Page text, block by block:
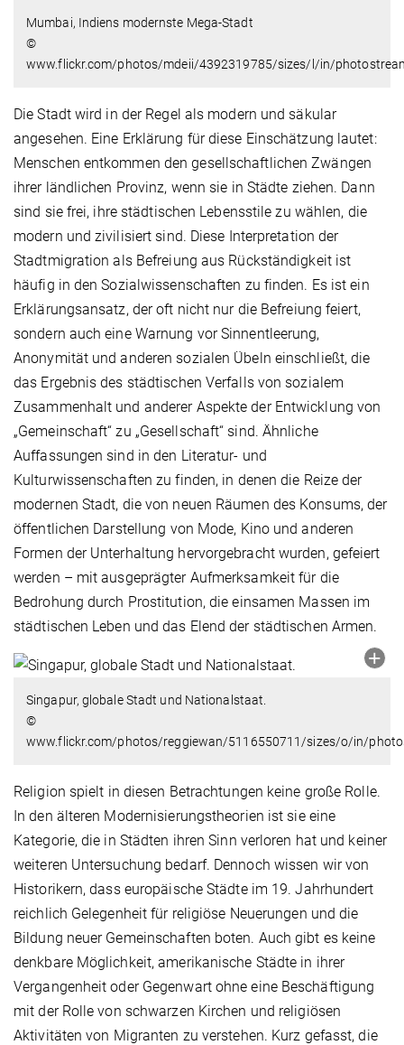
Mumbai, Indiens modernste Mega-Stadt
©
www.flickr.com/photos/mdeii/4392319785/sizes/l/in/
Die Stadt wird in der Regel als modern und säkular
angesehen. Eine Erklärung für diese Einschätzung lautet:
Menschen entkommen den gesellschaftlichen Zwängen
ihrer ländlichen Provinz, wenn sie in Städte ziehen. Dann
sind sie frei, ihre städtischen Lebensstile zu wählen, die
modern und zivilisiert sind. Diese Interpretation der
Stadtmigration als Befreiung aus Rückständigkeit ist
häufig in den Sozialwissenschaften zu finden. Es ist ein
Erklärungsansatz, der oft nicht nur die Befreiung feiert,
sondern auch eine Warnung vor Sinnentleerung,
Anonymität und anderen sozialen Übeln einschließt, die
das Ergebnis des städtischen Verfalls von sozialem
Zusammenhalt und anderer Aspekte der Entwicklung von
„Gemeinschaft“ zu „Gesellschaft“ sind. Ähnliche
Auffassungen sind in den Literatur- und
Kulturwissenschaften zu finden, in denen die Reize der
modernen Stadt, die von neuen Räumen des Konsums, der
öffentlichen Darstellung von Mode, Kino und anderen
Formen der Unterhaltung hervorgebracht wurden, gefeiert
werden – mit ausgeprägter Aufmerksamkeit für die
Bedrohung durch Prostitution, die einsamen Massen im
städtischen Leben und das Elend der städtischen Armen.
Singapur, globale Stadt und Nationalstaat.
©
www.flickr.com/photos/reggiewan/5116550711/sizes/o/in/
Religion spielt in diesen Betrachtungen keine große Rolle.
In den älteren Modernisierungstheorien ist sie eine
Kategorie, die in Städten ihren Sinn verloren hat und keiner
weiteren Untersuchung bedarf. Dennoch wissen wir von
Historikern, dass europäische Städte im 19. Jahrhundert
reichlich Gelegenheit für religiöse Neuerungen und die
Bildung neuer Gemeinschaften boten. Auch gibt es keine
denkbare Möglichkeit, amerikanische Städte in ihrer
Vergangenheit oder Gegenwart ohne eine Beschäftigung
mit der Rolle von schwarzen Kirchen und religiösen
Aktivitäten von Migranten zu verstehen. Kurz gefasst, die